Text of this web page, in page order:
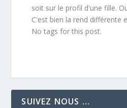
soit sur le profil d'une fille.
C'est bien la rend différente
No tags for this post.
SUIVEZ NOUS …